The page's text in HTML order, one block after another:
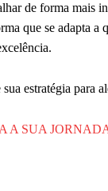
de forma mais
que se adapta
estratégia para
A SUA